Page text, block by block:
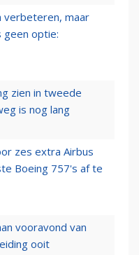
verbeteren, maar
geen optie:
zien in tweede
is nog lang
zes extra Airbus
Boeing 757's af te
vooravond van
ooit